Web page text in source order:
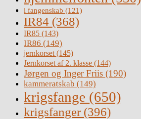
i fangenskab (121)
IR84 (368)
IR85 (143)
IR86 (149)
jernkorset(145)
Jernkorset af 2. klasse (144)
Jørgen og Inger Friis (190)
kammeratskab (149)
krigsfange (650)
krigsfanger (396)